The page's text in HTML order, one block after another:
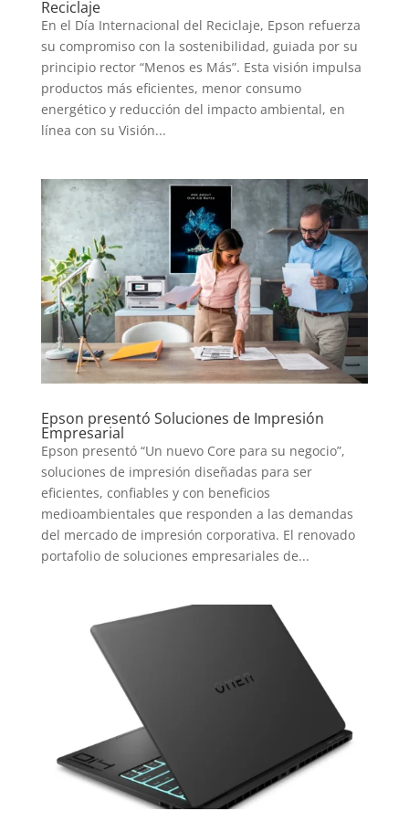
TECNOVITOS
T-
PLUS
EVENTOS
Reciclaje
En el Día Internacional del Reciclaje, Epson refuerza
su compromiso con la sostenibilidad, guiada por su
principio rector “Menos es Más”. Esta visión impulsa
productos más eficientes, menor consumo
energético y reducción del impacto ambiental, en
línea con su Visión...
Epson presentó Soluciones de Impresión
Empresarial
Epson presentó “Un nuevo Core para su negocio”,
soluciones de impresión diseñadas para ser
eficientes, confiables y con beneficios
medioambientales que responden a las demandas
del mercado de impresión corporativa. El renovado
portafolio de soluciones empresariales de...